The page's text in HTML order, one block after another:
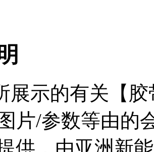
展示的有关【
片/参数等由的
供，由亚洲新